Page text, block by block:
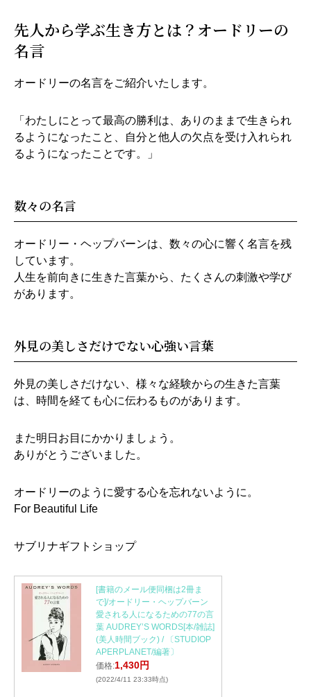
先人から学ぶ生き方とは？オードリーの
名言
オードリーの名言をご紹介いたします。
「わたしにとって最高の勝利は、ありのままで生きられ
るようになったこと、自分と他人の欠点を受け入れられ
るようになったことです。」
数々の名言
オードリー・ヘップバーンは、数々の心に響く名言を残
しています。
人生を前向きに生きた言葉から、たくさんの刺激や学び
があります。
外見の美しさだけでない心強い言葉
外見の美しさだけない、様々な経験からの生きた言葉
は、時間を経ても心に伝わるものがあります。
また明日お目にかかりましょう。
ありがとうございました。
オードリーのように愛する心を忘れないように。
For Beautiful Life
サブリナギフトショップ
[書籍のメール便同梱は2冊ま
で]/オードリー・ヘップバーン
愛される人になるための77の言
葉 AUDREY’S WORDS[本/雑誌]
(美人時間ブック) / 〔STUDIOP
APERPLANET/編著〕
価格:1,430円
(2022/4/11 23:33時点)